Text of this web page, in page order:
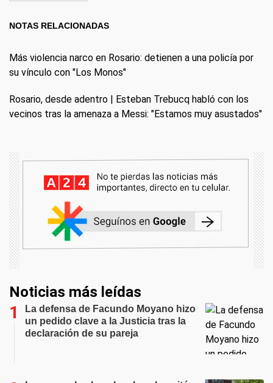
NOTAS RELACIONADAS
Más violencia narco en Rosario: detienen a una policía por
su vínculo con "Los Monos"
Rosario, desde adentro | Esteban Trebucq habló con los
vecinos tras la amenaza a Messi: "Estamos muy asustados"
Noticias más leídas
La defensa de Facundo Moyano hizo
un pedido clave a la Justicia tras la
declaración de su pareja